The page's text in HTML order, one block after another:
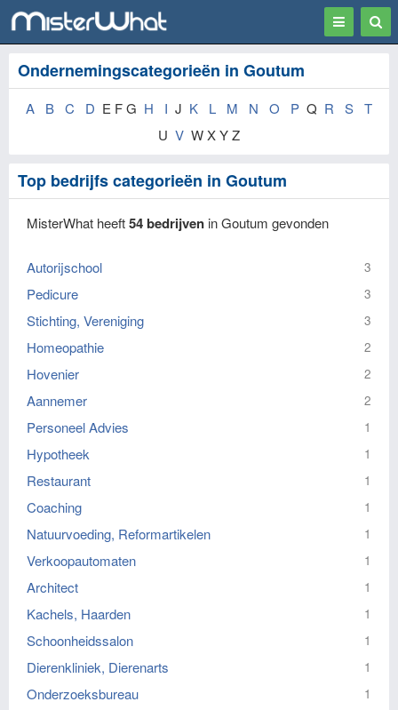
Toggle
Ondernemingscategorieën in Goutum
A B C D E F G H I J K L M N O P Q R S T
U V W X Y Z
Top bedrijfs categorieën in Goutum
MisterWhat heeft54 bedrijven in Goutum gevonden
Autorijschool 3
Pedicure 3
Stichting, Vereniging 3
Homeopathie 2
Hovenier 2
Aannemer 2
Personeel Advies 1
Hypotheek 1
Restaurant 1
Coaching 1
Natuurvoeding, Reformartikelen 1
Verkoopautomaten 1
Architect 1
Kachels, Haarden 1
Schoonheidssalon 1
Dierenkliniek, Dierenarts 1
Onderzoeksbureau 1